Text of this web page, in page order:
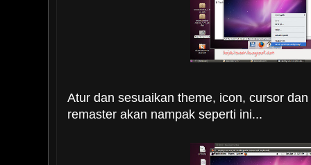
Atur dan sesuaikan theme, icon, cursor
remaster akan nampak seperti ini...